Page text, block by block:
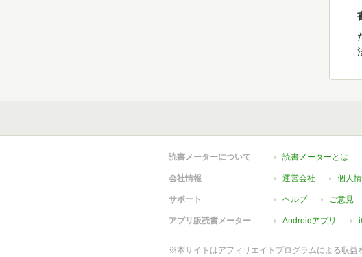
読書メーターについて 読書メーターとは
会社情報 運営会社 個人
サポート ヘルプ ご意見
アプリ版読書メーター Androidアプリ
※本サイトはアフィリエイトプログラムによる収益